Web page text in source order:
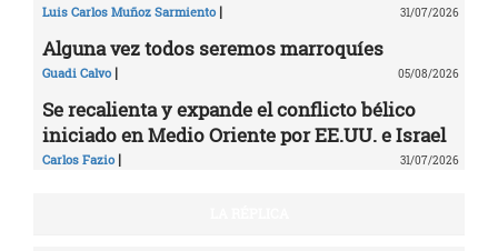
Luis Carlos Muñoz Sarmiento | 31/07/2026
Alguna vez todos seremos marroquíes
Guadi Calvo | 05/08/2026
Se recalienta y expande el conflicto bélico
iniciado en Medio Oriente por EE.UU. e Israel
Carlos Fazio | 31/07/2026